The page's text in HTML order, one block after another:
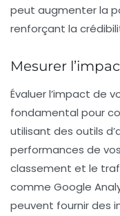
peut augmenter la
renforçant la
Mesurer
Évaluer l’impact de
fondamental pour
utilisant des outils
performances de
classement et le
comme Google
peuvent fournir des